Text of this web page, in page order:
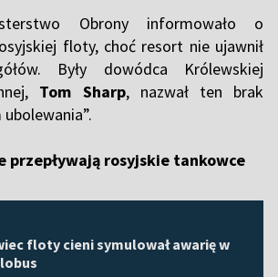
Obrony informowało o
floty, choć resort nie ujawnił
Były dowódca Królewskiej
Tom Sharp, nazwał ten brak
przepływają rosyjskie tankowce
floty cieni symulował awarię w